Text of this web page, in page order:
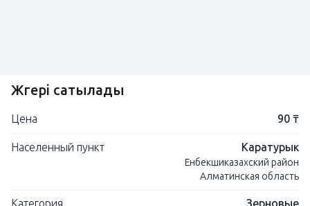
Жүгері сатылады
Цена 90 ₸
Населенный пункт Каратурык
Енбекшиказахский район
Алматинская область